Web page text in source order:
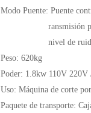
Modo Puente: Puente
ransmisión
nivel de
Peso: 620kg
Poder: 1.8kw 110V 220V
Uso: Máquina de corte
Paquete de transporte: